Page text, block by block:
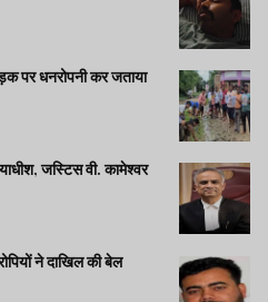
पर धनरोपनी कर जताया
जस्टिस वी. कामेश्वर
ने दाखिल की बेल